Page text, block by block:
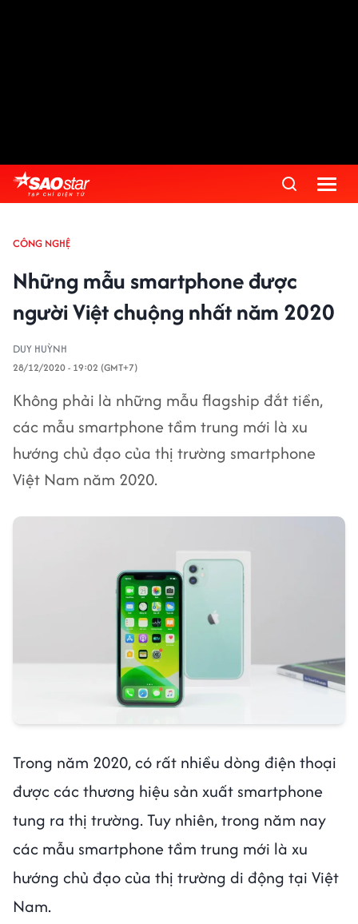
CÔNG NGHỆ
Những mẫu smartphone được
người Việt chuộng nhất năm 2020
DUY HUỲNH
28/12/2020 - 19:02 (GMT+7)
Không phải là những mẫu flagship đắt tiền,
các mẫu smartphone tầm trung mới là xu
hướng chủ đạo của thị trường smartphone
Việt Nam năm 2020.
Trong năm 2020, có rất nhiều dòng điện thoại
được các thương hiệu sản xuất smartphone
tung ra thị trường. Tuy nhiên, trong năm nay
các mẫu smartphone tầm trung mới là xu
hướng chủ đạo của thị trường di động tại Việt
Nam.